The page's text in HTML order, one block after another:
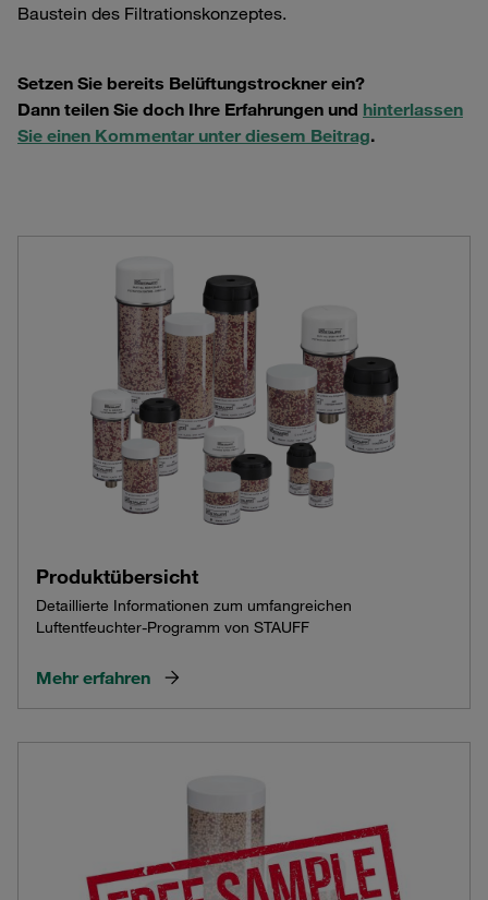
Baustein des Filtrationskonzeptes.
Setzen Sie bereits Belüftungstrockner ein?
Dann teilen Sie doch Ihre Erfahrungen und hinterlassen
Sie einen Kommentar unter diesem Beitrag.
Produktübersicht
Detaillierte Informationen zum umfangreichen
Luftentfeuchter-Programm von STAUFF
Mehr erfahren